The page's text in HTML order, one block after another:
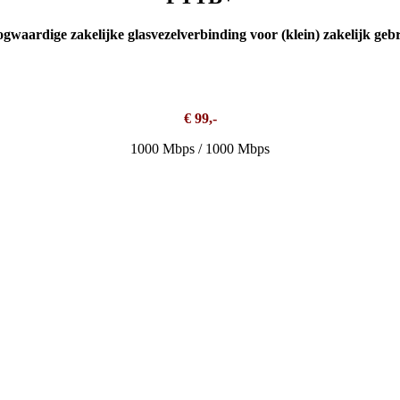
zakelijke glasvezelverbinding voor (klein) zakelijk
€ 99,-
1000 Mbps / 1000 Mbps